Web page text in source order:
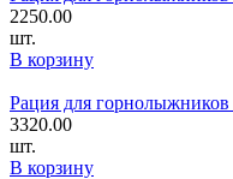
2250.00
шт.
В корзину
Рация для
3320.00
шт.
В корзину